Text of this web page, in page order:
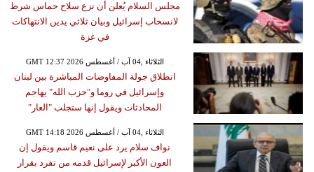
مجلس السلام يُعلن أن نزع سلاح حماس شرط
لانسحاب إسرائيل وبيان ثلاثي يدين الانتهاكات
في غزة
GMT 12:37 2026 الثلاثاء ,04 آب / أغسطس
انطلاق جولة المفاوضات المباشرة بين لبنان
وإسرائيل في روما و"حزب الله" يهاجم
المحادثات ويقول إنها ستجلب "العار"
GMT 14:18 2026 الثلاثاء ,04 آب / أغسطس
نواف سلام يرد على نعيم قاسم ويقول إن
العون الأكبر لإسرائيل قدمه من تفرد بقرار